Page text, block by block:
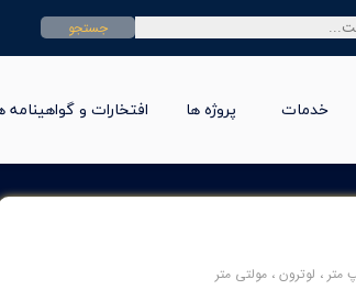
جستجو
خدمات پروژه ها افتخارات و گواهینامه
متر ، لوترون ، مولتی متر